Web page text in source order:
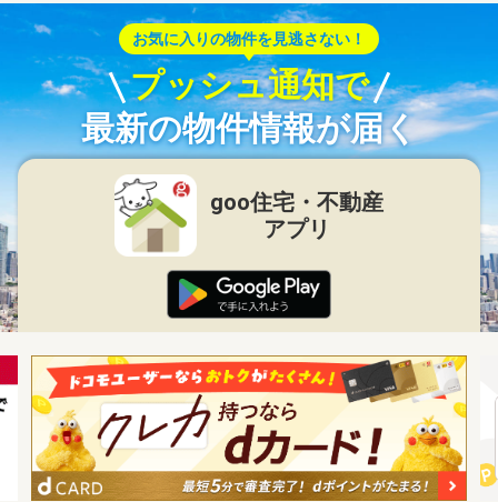
お気に入りの物件を見逃さない！
プッシュ通知で
最新の物件情報が届く
goo住宅・不動産
アプリ